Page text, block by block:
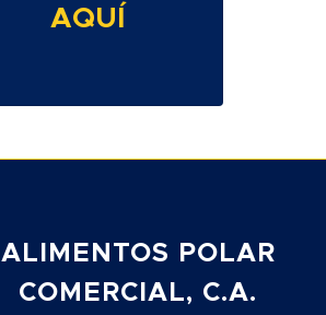
AQUÍ
ALIMENTOS POLAR
COMERCIAL, C.A.